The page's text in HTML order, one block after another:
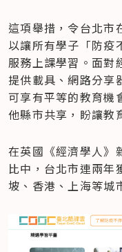
這項舉措，令台北市
以讓所有學子「防疫
服務上課學習。面對
提供載具、網路分享
可享有平等的教育機
他縣市共享，盼讓教
在英國《經濟學人》
比中，台北市連兩年
坡、香港、上海等城